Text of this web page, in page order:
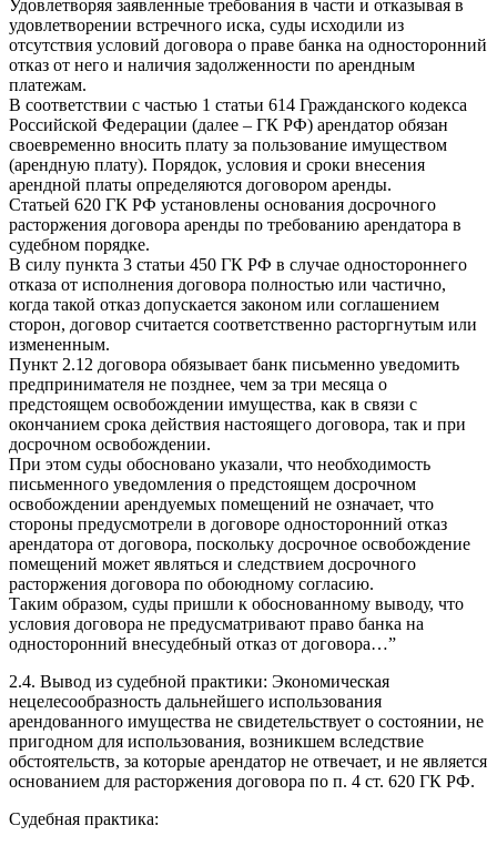
Удовлетворяя заявленные требования в части и отказывая в
удовлетворении встречного иска, суды исходили из
отсутствия условий договора о праве банка на односторонний
отказ от него и наличия задолженности по арендным
платежам.
В соответствии с частью 1 статьи 614 Гражданского кодекса
Российской Федерации (далее – ГК РФ) арендатор обязан
своевременно вносить плату за пользование имуществом
(арендную плату). Порядок, условия и сроки внесения
арендной платы определяются договором аренды.
Статьей 620 ГК РФ установлены основания досрочного
расторжения договора аренды по требованию арендатора в
судебном порядке.
В силу пункта 3 статьи 450 ГК РФ в случае одностороннего
отказа от исполнения договора полностью или частично,
когда такой отказ допускается законом или соглашением
сторон, договор считается соответственно расторгнутым или
измененным.
Пункт 2.12 договора обязывает банк письменно уведомить
предпринимателя не позднее, чем за три месяца о
предстоящем освобождении имущества, как в связи с
окончанием срока действия настоящего договора, так и при
досрочном освобождении.
При этом суды обосновано указали, что необходимость
письменного уведомления о предстоящем досрочном
освобождении арендуемых помещений не означает, что
стороны предусмотрели в договоре односторонний отказ
арендатора от договора, поскольку досрочное освобождение
помещений может являться и следствием досрочного
расторжения договора по обоюдному согласию.
Таким образом, суды пришли к обоснованному выводу, что
условия договора не предусматривают право банка на
односторонний внесудебный отказ от договора…”
2.4. Вывод из судебной практики: Экономическая
нецелесообразность дальнейшего использования
арендованного имущества не свидетельствует о состоянии, не
пригодном для использования, возникшем вследствие
обстоятельств, за которые арендатор не отвечает, и не является
основанием для расторжения договора по п. 4 ст. 620 ГК РФ.
Судебная практика: